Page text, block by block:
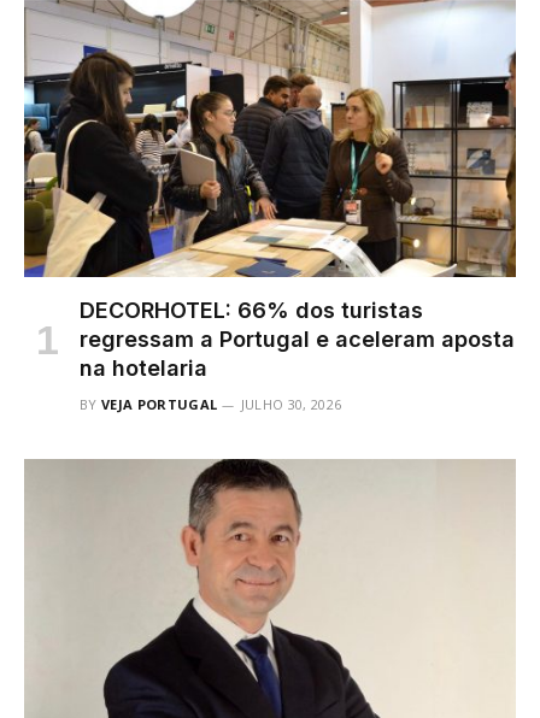
DECORHOTEL: 66% dos turistas
regressam a Portugal e aceleram aposta
na hotelaria
BY VEJA PORTUGAL JULHO 30, 2026